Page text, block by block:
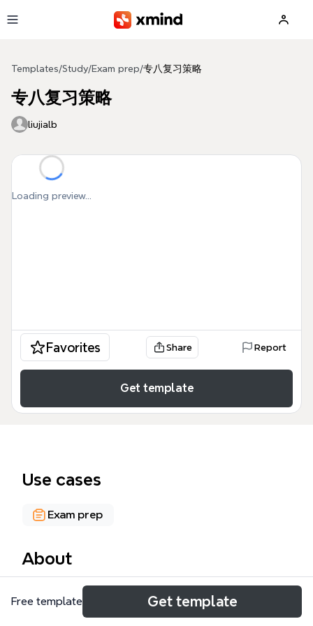
Templates/Study/Exam prep/专八复习策略
专八复习策略
liujialb
Loading preview...
Favorites Share Report
Get template
Use cases
Exam prep
About
专八复习策略思维导图模板专为英语专业八级备考者设
计，覆盖253个节点，系统梳理了时间安排、听力理
Free template Get template